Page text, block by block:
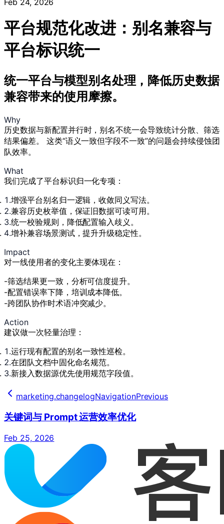
Feb 24, 2026
平台规范化改进：别名兼容与
平台标识统一
统一平台与模型别名处理，降低历史数据
兼容带来的使用摩擦。
Why
历史数据与新配置并行时，别名不统一会导致统计分散、筛选
结果偏差。 这类“语义一致但字段不一致”的问题会持续侵蚀团
队效率。
What
我们完成了平台标识归一化专项：
增强平台别名归一逻辑，收敛同义写法。
兼容历史枚举值，保证旧数据可读可用。
统一校验规则，降低配置输入歧义。
增补兼容场景测试，提升升级稳定性。
Impact
对一线使用者的变化主要体现在：
筛选结果更一致，分析可信度提升。
配置错误率下降，培训成本降低。
跨团队协作时术语冲突减少。
Action
建议做一次轻量治理：
运行现有配置的别名一致性巡检。
在团队文档中固化命名规范。
新接入数据源优先使用规范字段值。
marketing.changelogNavigationPrevious
关键词与 Prompt 运营效率优化
Feb 25, 2026